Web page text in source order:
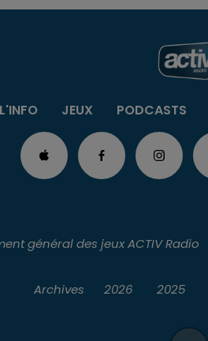
L'INFO JEUX PODCASTS
général des jeux ACTIV Radio
Archives 2026 2025